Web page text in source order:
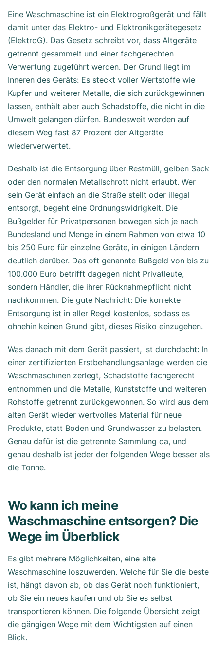
Eine Waschmaschine ist ein Elektrogroßgerät und fällt
damit unter das Elektro- und Elektronikgerätegesetz
(ElektroG). Das Gesetz schreibt vor, dass Altgeräte
getrennt gesammelt und einer fachgerechten
Verwertung zugeführt werden. Der Grund liegt im
Inneren des Geräts: Es steckt voller Wertstoffe wie
Kupfer und weiterer Metalle, die sich zurückgewinnen
lassen, enthält aber auch Schadstoffe, die nicht in die
Umwelt gelangen dürfen. Bundesweit werden auf
diesem Weg fast 87 Prozent der Altgeräte
wiederverwertet.
Deshalb ist die Entsorgung über Restmüll, gelben Sack
oder den normalen Metallschrott nicht erlaubt. Wer
sein Gerät einfach an die Straße stellt oder illegal
entsorgt, begeht eine Ordnungswidrigkeit. Die
Bußgelder für Privatpersonen bewegen sich je nach
Bundesland und Menge in einem Rahmen von etwa 10
bis 250 Euro für einzelne Geräte, in einigen Ländern
deutlich darüber. Das oft genannte Bußgeld von bis zu
100.000 Euro betrifft dagegen nicht Privatleute,
sondern Händler, die ihrer Rücknahmepflicht nicht
nachkommen. Die gute Nachricht: Die korrekte
Entsorgung ist in aller Regel kostenlos, sodass es
ohnehin keinen Grund gibt, dieses Risiko einzugehen.
Was danach mit dem Gerät passiert, ist durchdacht: In
einer zertifizierten Erstbehandlungsanlage werden die
Waschmaschinen zerlegt, Schadstoffe fachgerecht
entnommen und die Metalle, Kunststoffe und weiteren
Rohstoffe getrennt zurückgewonnen. So wird aus dem
alten Gerät wieder wertvolles Material für neue
Produkte, statt Boden und Grundwasser zu belasten.
Genau dafür ist die getrennte Sammlung da, und
genau deshalb ist jeder der folgenden Wege besser als
die Tonne.
Wo kann ich meine
Waschmaschine entsorgen? Die
Wege im Überblick
Es gibt mehrere Möglichkeiten, eine alte
Waschmaschine loszuwerden. Welche für Sie die beste
ist, hängt davon ab, ob das Gerät noch funktioniert,
ob Sie ein neues kaufen und ob Sie es selbst
transportieren können. Die folgende Übersicht zeigt
die gängigen Wege mit dem Wichtigsten auf einen
Blick.